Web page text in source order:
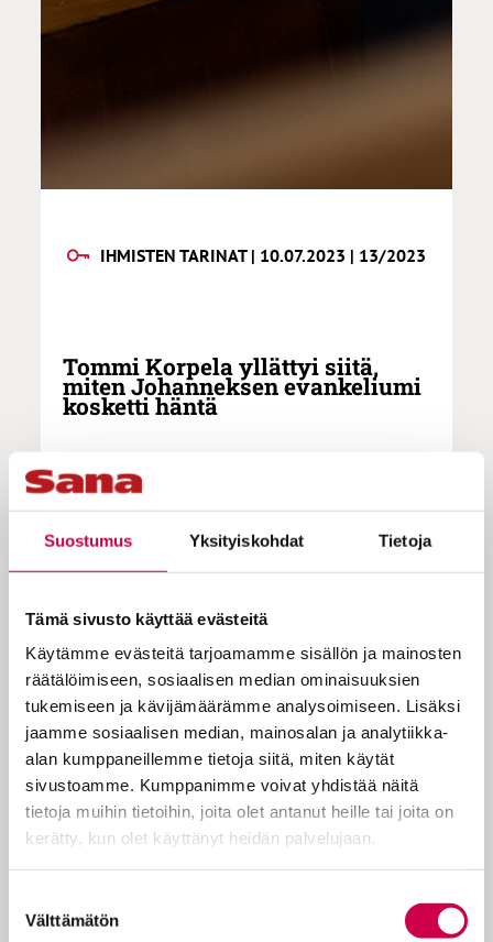
Suostumus Yksityiskohdat Tietoja
Tämä sivusto käyttää evästeitä
Käytämme evästeitä tarjoamamme sisällön ja mainosten
räätälöimiseen, sosiaalisen median ominaisuuksien
tukemiseen ja kävijämäärämme analysoimiseen. Lisäksi
jaamme sosiaalisen median, mainosalan ja analytiikka-
alan kumppaneillemme tietoja siitä, miten käytät
sivustoamme. Kumppanimme voivat yhdistää näitä
tietoja muihin tietoihin, joita olet antanut heille tai joita on
kerätty, kun olet käyttänyt heidän palvelujaan.
valinta
Välttämätön
IHMISTEN TARINAT | 10.07.2023 | 13/2023
Tommi Korpela yllättyi siitä,
miten Johanneksen evankeliumi
kosketti häntä
Johanneksen evankeliumi löysi
Tommi Korpelan, joka yllättyi tekstin
puhuttelevuudesta. Näyttelijän
ammatissa hän kokee olevansa
pyhän äärellä myös teatterin lavalla.
Alttarin edessä ryhdikkäästi seisova
Tommi Korpela lukee rosoisella äänellään
Johanneksen evankeliumista sanat ”Minä
olen ylösnousemus ja elämä. Joka uskoo
minuun saa elää, vaikka kuoleekin, eikä
joka suri…